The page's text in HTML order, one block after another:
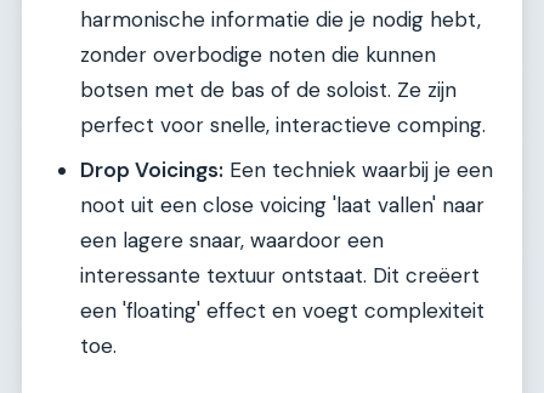
harmonische informatie die je nodig hebt,
zonder overbodige noten die kunnen
botsen met de bas of de soloist. Ze zijn
perfect voor snelle, interactieve comping.
Drop Voicings: Een techniek waarbij je een
noot uit een close voicing 'laat vallen' naar
een lagere snaar, waardoor een
interessante textuur ontstaat. Dit creëert
een 'floating' effect en voegt complexiteit
toe.